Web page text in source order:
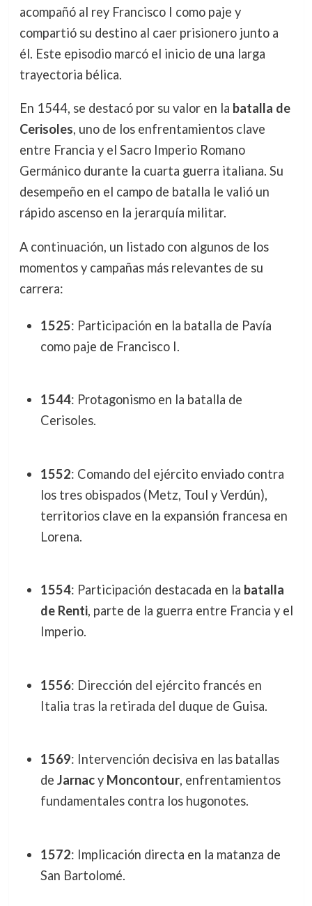
acompañó al rey Francisco I como paje y
compartió su destino al caer prisionero junto a
él. Este episodio marcó el inicio de una larga
trayectoria bélica.
En 1544, se destacó por su valor en la batalla de
Cerisoles, uno de los enfrentamientos clave
entre Francia y el Sacro Imperio Romano
Germánico durante la cuarta guerra italiana. Su
desempeño en el campo de batalla le valió un
rápido ascenso en la jerarquía militar.
A continuación, un listado con algunos de los
momentos y campañas más relevantes de su
carrera:
1525: Participación en la batalla de Pavía
como paje de Francisco I.
1544: Protagonismo en la batalla de
Cerisoles.
1552: Comando del ejército enviado contra
los tres obispados (Metz, Toul y Verdún),
territorios clave en la expansión francesa en
Lorena.
1554: Participación destacada en la batalla
de Renti, parte de la guerra entre Francia y el
Imperio.
1556: Dirección del ejército francés en
Italia tras la retirada del duque de Guisa.
1569: Intervención decisiva en las batallas
de Jarnacy Moncontour, enfrentamientos
fundamentales contra los hugonotes.
1572: Implicación directa en la matanza de
San Bartolomé.